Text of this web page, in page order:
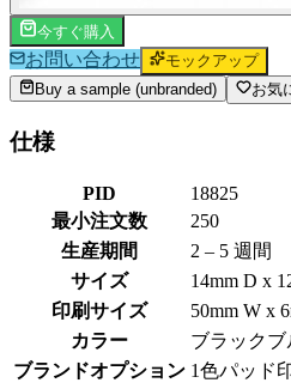
今すぐ購入
お問い合わせ
モックアップ
Buy a sample (unbranded)
お気
仕様
PID
18825
最小注文数
250
生産期間
2 – 5 週間
サイズ
14mm D x
印刷サイズ
50mm W x
カラー
ブラックブ
ブランドオプション 1色パッド